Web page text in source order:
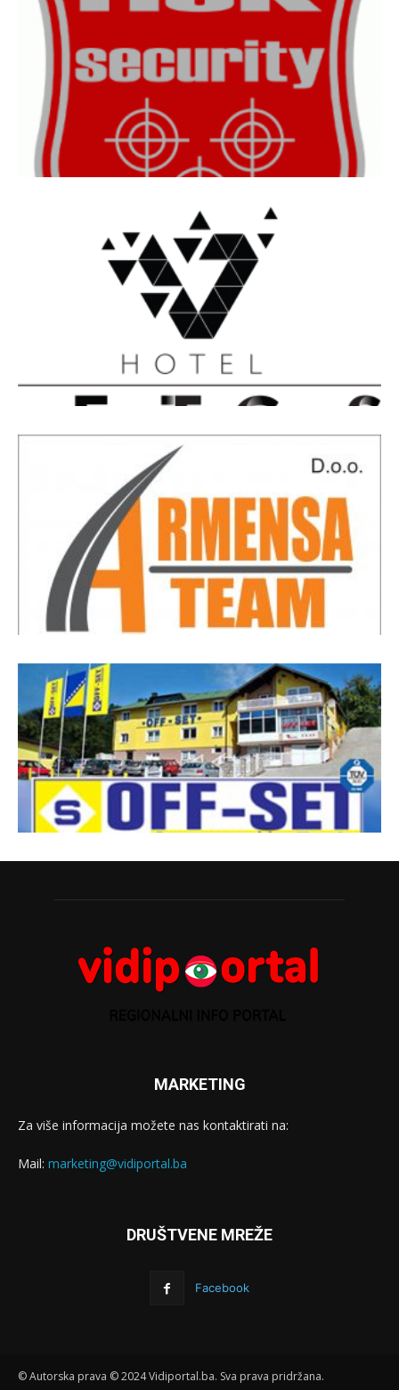
MARKETING
Za više informacija možete nas kontaktirati na:
Mail: marketing@vidiportal.ba
DRUŠTVENE MREŽE
Facebook
© Autorska prava © 2024 Vidiportal.ba. Sva prava pridržana.